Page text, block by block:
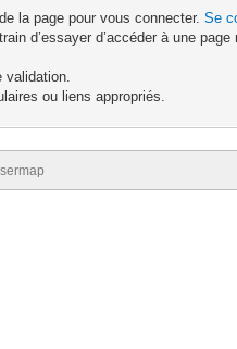
la page pour vous connecter.Se
d’essayer d’accéder à une
validation.
ou liens appropriés.